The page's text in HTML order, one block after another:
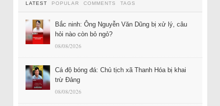
LATEST POPULAR COMMENTS TAGS
Bắc ninh: Ông Nguyễn Văn Dũng bị xử lý, câu
hỏi nào còn bỏ ngỏ?
08/08/2026
Cá độ bóng đá: Chủ tịch xã Thanh Hóa bị khai
trừ Đảng
08/08/2026